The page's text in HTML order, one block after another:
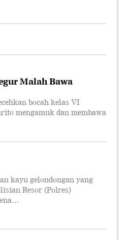
Malah Bawa
bocah kelas VI
mengamuk dan membawa
kayu gelondongan yang
Resor (Polres)